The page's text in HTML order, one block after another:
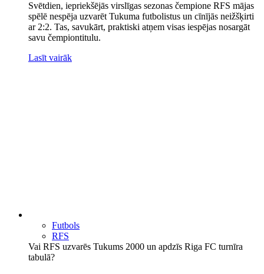
Svētdien, iepriekšējās virslīgas sezonas čempione RFS mājas
spēlē nespēja uzvarēt Tukuma futbolistus un cīnījās neižšķirti
ar 2:2. Tas, savukārt, praktiski atņem visas iespējas nosargāt
savu čempiontitulu.
Lasīt vairāk
Futbols
RFS
Vai RFS uzvarēs Tukums 2000 un apdzīs Riga FC turnīra
tabulā?